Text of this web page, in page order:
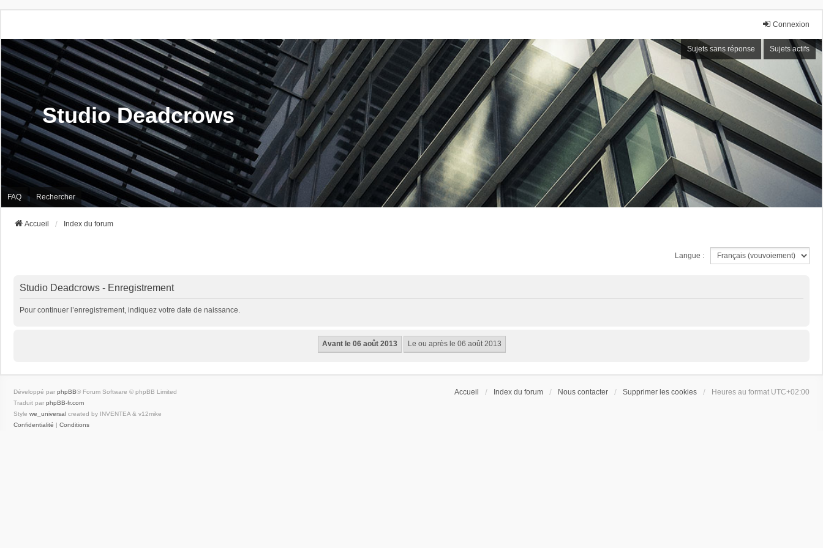
Connexion
Sujets sans réponse Sujets actifs
Studio Deadcrows
FAQ Rechercher
Accueil Index du forum
Langue :
Studio Deadcrows - Enregistrement
Pour continuer l’enregistrement, indiquez votre date de naissance.
Accueil Index du forum Nous contacter Supprimer les cookies Heures au format UTC+02:00
Développé par phpBB® Forum Software © phpBB Limited
Traduit par phpBB-fr.com
Style we_universal created by INVENTEA & v12mike
Confidentialité | Conditions